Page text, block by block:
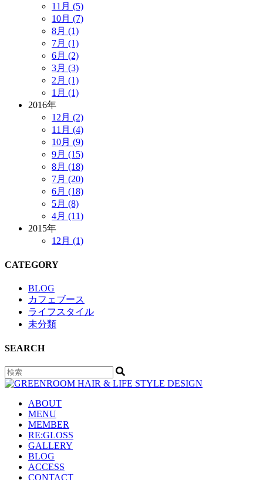
11月 (5)
10月 (7)
8月 (1)
7月 (1)
6月 (2)
3月 (3)
2月 (1)
1月 (1)
2016年
12月 (2)
11月 (4)
10月 (9)
9月 (15)
8月 (18)
7月 (20)
6月 (18)
5月 (8)
4月 (11)
2015年
12月 (1)
CATEGORY
BLOG
カフェブース
ライフスタイル
未分類
SEARCH
ABOUT
MENU
MEMBER
RE:GLOSS
GALLERY
BLOG
ACCESS
CONTACT